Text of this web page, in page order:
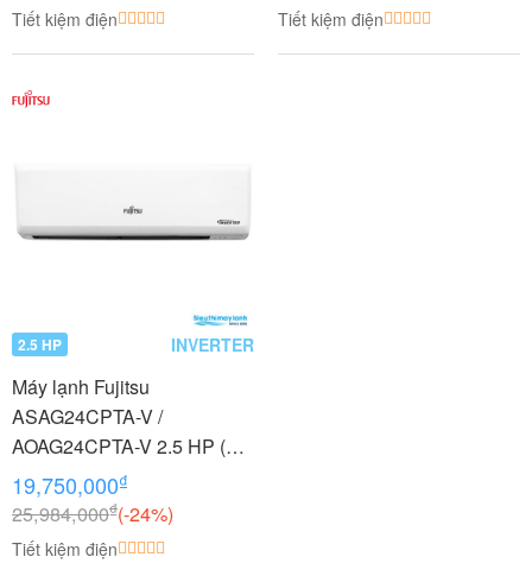
Tiết kiệm điện Tiết kiệm điện
2.5 HP INVERTER
Máy lạnh Fujitsu
ASAG24CPTA-V /
AOAG24CPTA-V 2.5 HP (2.5
Ngựa) Inverter Gas R32
19,750,000₫
25,984,000₫(-24%)
Tiết kiệm điện